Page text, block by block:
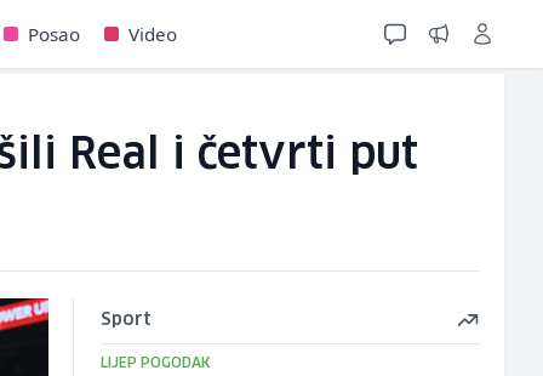
Posao Video
Real i četvrti put
Sport
LIJEP POGODAK